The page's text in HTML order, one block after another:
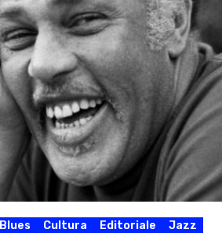
Blues Cultura Editoriale
Jazz